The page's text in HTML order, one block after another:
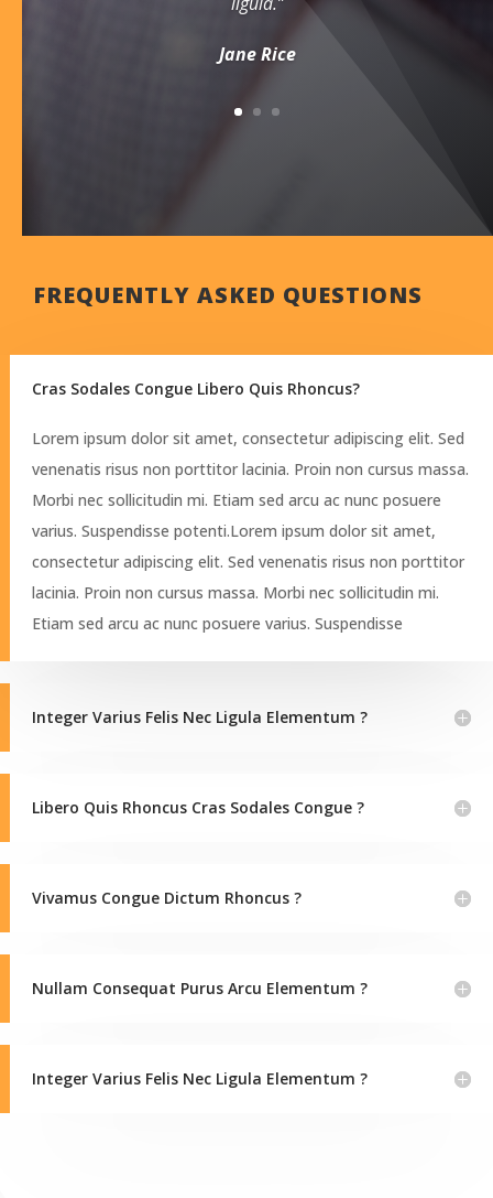
Jane Rice
FREQUENTLY ASKED QUESTIONS
Cras Sodales Congue Libero Quis Rhoncus?
Lorem ipsum dolor sit amet, consectetur adipiscing elit. Sed
venenatis risus non porttitor lacinia. Proin non cursus massa.
Morbi nec sollicitudin mi. Etiam sed arcu ac nunc posuere
varius. Suspendisse potenti.Lorem ipsum dolor sit amet,
consectetur adipiscing elit. Sed venenatis risus non porttitor
lacinia. Proin non cursus massa. Morbi nec sollicitudin mi.
Etiam sed arcu ac nunc posuere varius. Suspendisse
Integer Varius Felis Nec Ligula Elementum ?
Libero Quis Rhoncus Cras Sodales Congue ?
Vivamus Congue Dictum Rhoncus ?
Nullam Consequat Purus Arcu Elementum ?
Integer Varius Felis Nec Ligula Elementum ?